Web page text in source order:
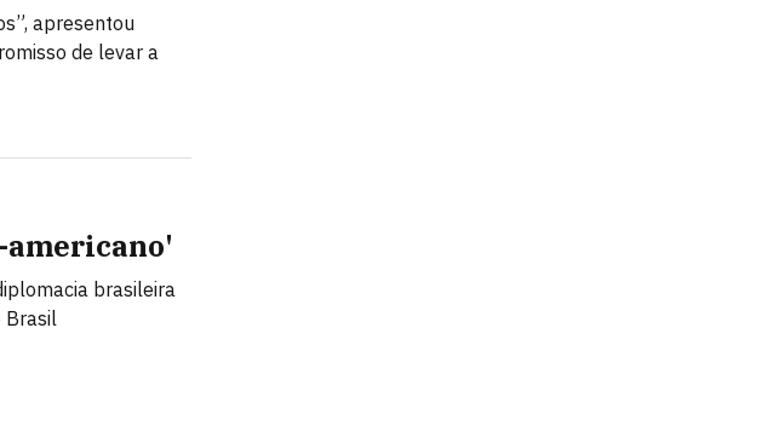
apresentou
de levar a
brasileira
Brasil